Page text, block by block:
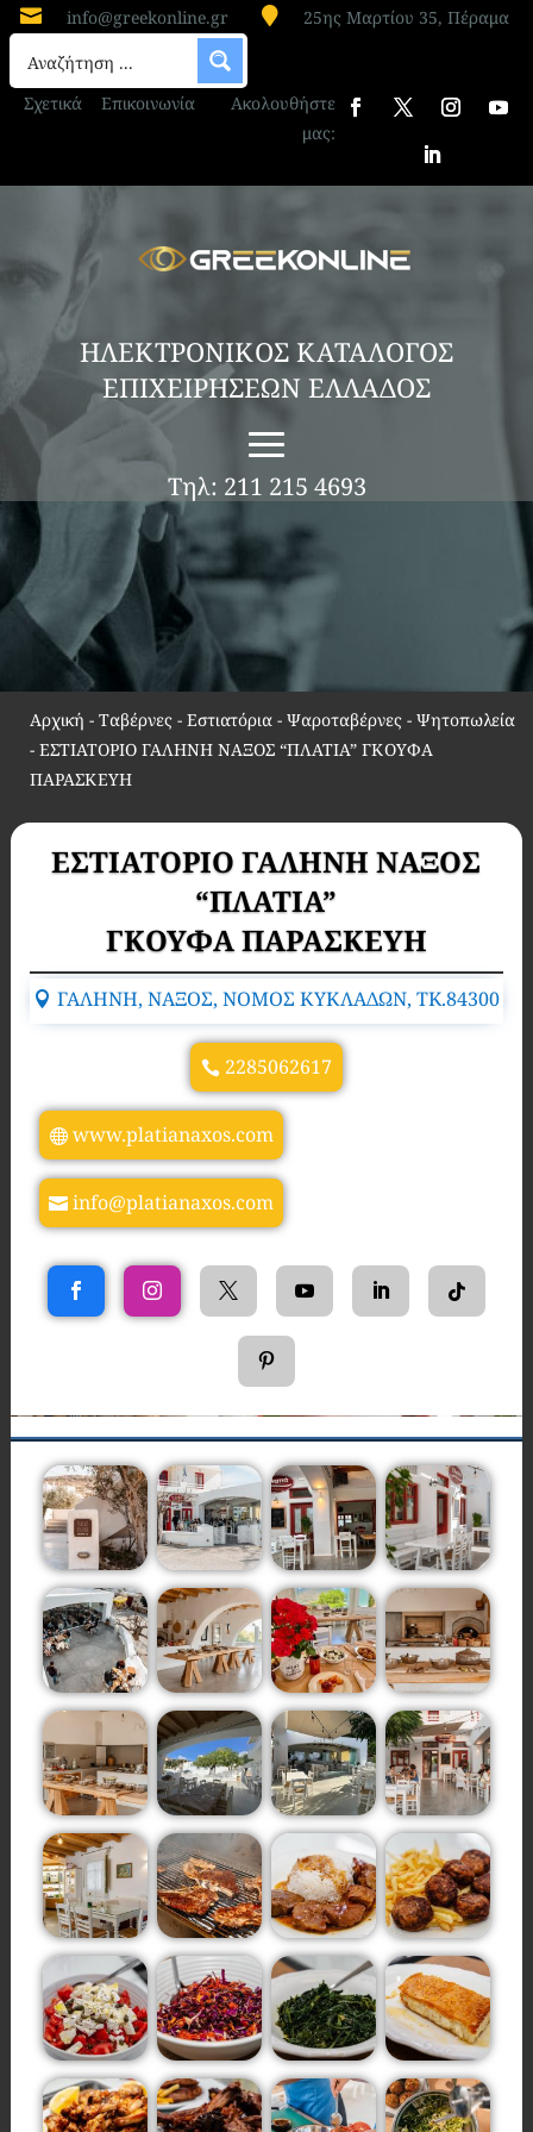
 info@greekonline.gr  25ης Μαρτίου 35, Πέραμα
Σχετικά Επικοινωνία
Ακολουθήστε
μας:
ΗΛΕΚΤΡΟΝΙΚΟΣ ΚΑΤΑΛΟΓΟΣ
ΕΠΙΧΕΙΡΗΣΕΩΝ ΕΛΛΑΔΟΣ
Τηλ: 211 215 4693
Αρχική - Ταβέρνες - Εστιατόρια - Ψαροταβέρνες - Ψητοπωλεία
- ΕΣΤΙΑΤΟΡΙΟ ΓΑΛΗΝΗ ΝΑΞΟΣ “ΠΛΑΤΙΑ” ΓΚΟΥΦΑ
ΠΑΡΑΣΚΕΥΗ
ΕΣΤΙΑΤΟΡΙΟ ΓΑΛΗΝΗ ΝΑΞΟΣ
“ΠΛΑΤΙΑ”
ΓΚΟΥΦΑ ΠΑΡΑΣΚΕΥΗ
ΓΑΛΗΝΗ, ΝΑΞΟΣ, ΝΟΜΟΣ ΚΥΚΛΑΔΩΝ, TK.84300
2285062617
www.platianaxos.com
info@platianaxos.com